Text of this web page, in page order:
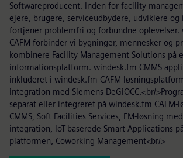
Softwareproducent. Inden for facility
ejere, brugere, serviceudbydere, udviklere og
fortjener problemfri og forbundne oplevelser.
CAFM forbinder vi bygninger, mennesker og
kombinere Facility Management Solutions på
informationsplatform. windesk.fm CMMS
inkluderet i windesk.fm CAFM
integration med Siemens DeGiOCC.<br/
separat eller integreret på windesk.fm CAFM-
CMMS, Soft Facilities Services, FM-løsning med
integration, IoT-baserede Smart Applications
platformen, Coworking Management<br/>